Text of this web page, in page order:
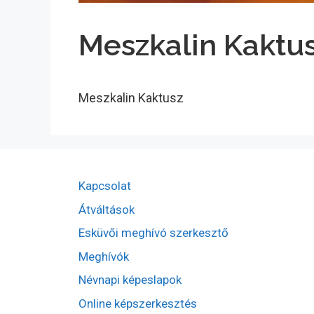
Meszkalin
Meszkalin Kaktusz
Kapcsolat
Átváltások
Esküvői meghívó szerkesztő
Meghívók
Névnapi képeslapok
Online képszerkesztés